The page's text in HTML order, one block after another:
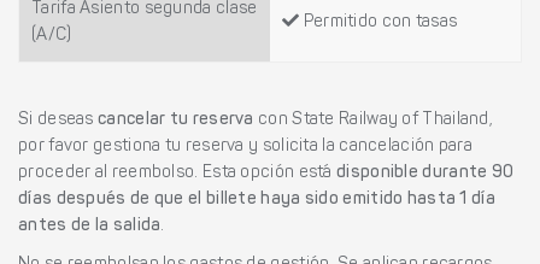
Tarifa Asiento segunda clase
(A/C)
Permitido con tasas
Si deseas cancelar tu reserva con State Railway of Thailand,
por favor gestiona tu reserva y solicita la cancelación para
proceder al reembolso. Esta opción estádisponible durante 90
días después de que el billete haya sido emitido hasta 1 día
antes de la salida.